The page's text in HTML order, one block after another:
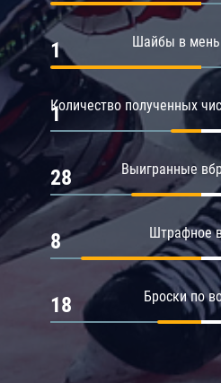
Шайбы в
1
Количество полученных
1
Выигранные
28
Штрафное
8
Броски по
18